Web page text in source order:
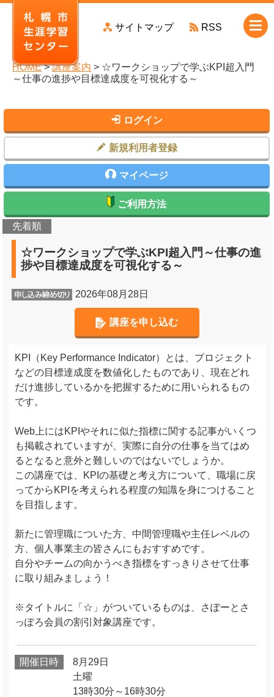
サイトマップ RSS
HOME>講座案内 > ☆ワークショップで学ぶKPI超入門
～仕事の進捗や目標達成度を可視化する～
先着順
☆ワークショップで学ぶKPI超入門～仕事の進
捗や目標達成度を可視化する～
2026年08月28日
講座を申し込む
KPI（Key Performance Indicator）とは、プロジェクト
などの目標達成度を数値化したものであり、現在どれ
だけ進捗しているかを把握するために用いられるもの
です。
Web上にはKPIやそれに似た指標に関する記事がいくつ
も掲載されていますが、実際に自分の仕事を当てはめ
るとなると意外と難しいのではないでしょうか。
この講座では、KPIの基礎と考え方について、職場に戻
ってからKPIを考えられる程度の知識を身につけること
を目指します。
新たに管理職についた方、中間管理職や主任レベルの
方、個人事業主の皆さんにもおすすめです。
自分やチームの向かうべき指標をすっきりさせて仕事
に取り組みましょう！
※タイトルに「☆」がついているものは、さぽーとさ
っぽろ会員の割引対象講座です。
開催日時
8月29日
土曜
13時30分～16時30分
ログイン
新規利用者登録
マイページ
ご利用方法